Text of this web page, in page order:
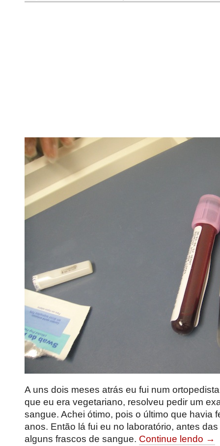
A uns dois meses atrás eu fui num
que eu era vegetariano, resolveu pedir um
sangue. Achei ótimo, pois o último que havia
anos. Então lá fui eu no laboratório, antes
alguns frascos de sangue. Continue lendo →